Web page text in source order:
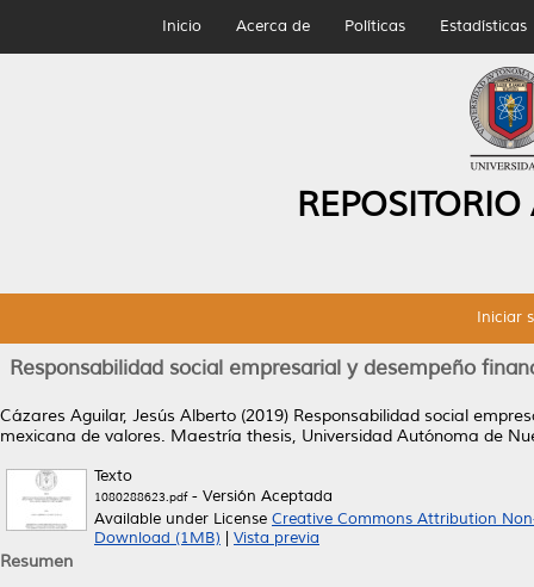
Inicio Acerca de Políticas Estadísticas
Iniciar
Responsabilidad social empresarial y desempeño
Cázares Aguilar, Jesús Alberto (2019) Responsabilidad social
mexicana de valores. Maestría thesis, Universidad Autónoma de
Texto
1080288623.pdf- Versión Aceptada
Available under License Creative Commons Attribution
Download (1MB)
Vista previa
Resumen